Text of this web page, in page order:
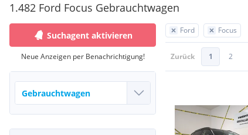
1.482 Ford Focus Gebrauchtwagen
Ford Focus
Zurück 1 2
Suchagent aktivieren
Neue Anzeigen per Benachrichtigung!